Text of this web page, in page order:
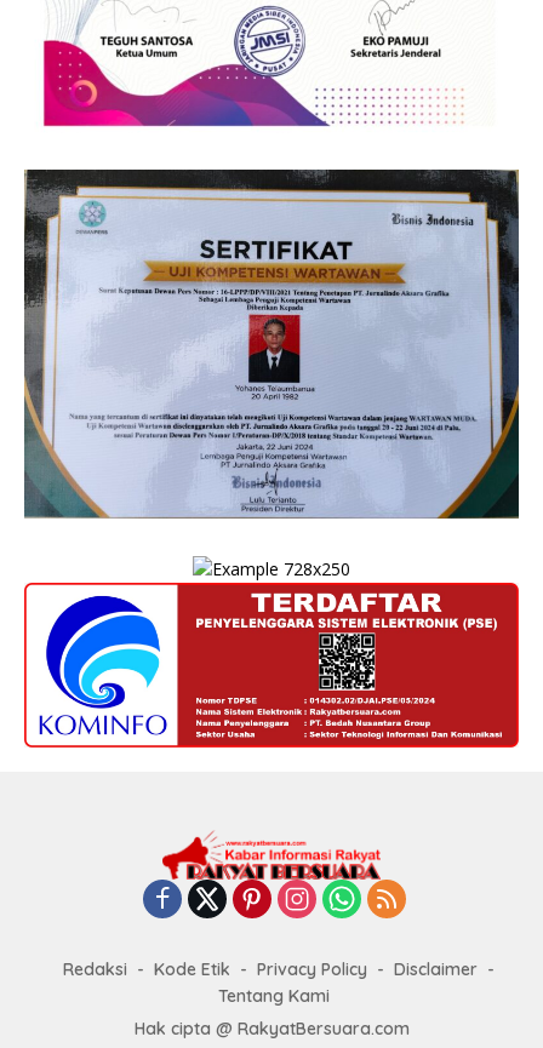
Redaksi Kode Etik Privacy Policy
Disclaimer
Tentang Kami
Hak cipta @ RakyatBersuara.com